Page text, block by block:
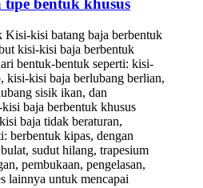
bentuk khusus
Kisi-kisi batang baja berbentuk
kisi-kisi baja berbentuk
bentuk-bentuk seperti: kisi-
kisi-kisi baja berlubang berlian,
sisik ikan, dan
baja berbentuk khusus
baja tidak beraturan,
berbentuk kipas, dengan
sudut hilang, trapesium
pembukaan, pengelasan,
lainnya untuk mencapai